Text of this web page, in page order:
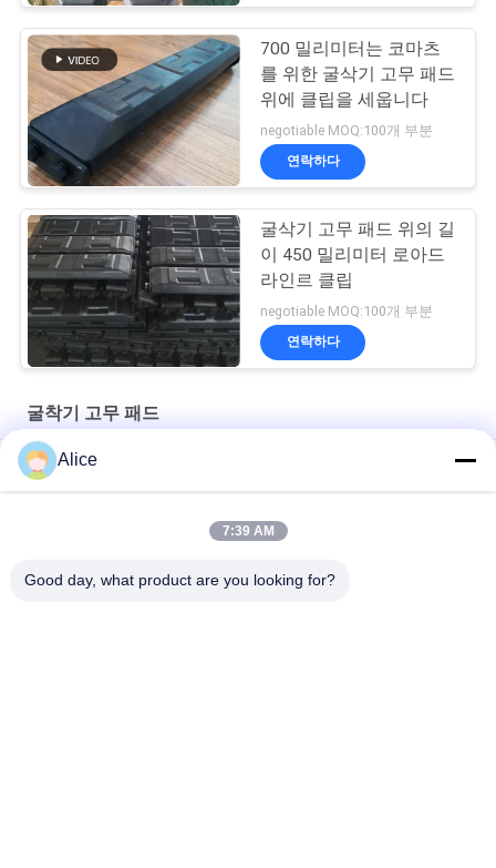
700 밀리미터는 코마츠
를 위한 굴삭기 고무 패드
위에 클립을 세웁니다
negotiable MOQ:100개 부분
연락하다
굴삭기 고무 패드 위의 길
이 450 밀리미터 로아드
라인르 클립
negotiable MOQ:100개 부분
연락하다
굴착기 고무 패드
300x52.5x80/82/84/86/88/90 구간 부품 발굴기 고무 트랙
Alice
7:39 AM
Good day, what product are you looking for?